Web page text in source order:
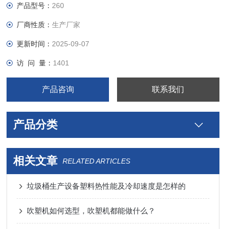
产品型号： 260
厂商性质：生产厂家
更新时间： 2025-09-07
访 问 量： 1401
产品咨询 联系我们
产品分类
相关文章 RELATED ARTICLES
垃圾桶生产设备塑料热性能及冷却速度是怎样的
吹塑机如何选型，吹塑机都能做什么？